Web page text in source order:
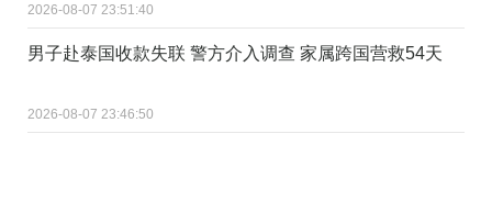
2026-08-07 23:51:40
男子赴泰国收款失联 警方介入调查 家属跨国营救54天
2026-08-07 23:46:50